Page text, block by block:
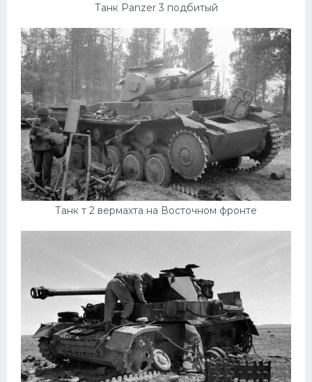
Танк Panzer 3 подбитый
Танк т 2 вермахта на Восточном фронте